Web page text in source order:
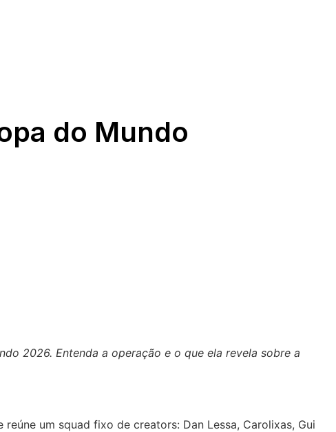
do Mundo
2026. Entenda a operação e o que ela revela sobre a
um squad fixo de creators: Dan Lessa, Carolixas, Gui